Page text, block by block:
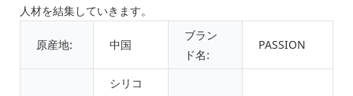
人材を結集していきます。
原産地: 中国
ブラン
ド名:
PASSION
シリコ